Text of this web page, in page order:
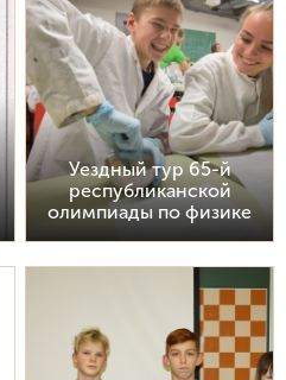
Уездный тур 65-й
республиканской
олимпиады по физике